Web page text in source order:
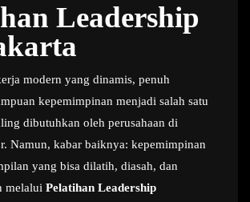
Leadership
modern yang dinamis, penuh
kepemimpinan menjadi salah satu
dibutuhkan oleh perusahaan di
Namun, kabar baiknya: kepemimpinan
yang bisa dilatih, diasah, dan
melalui Pelatihan Leadership